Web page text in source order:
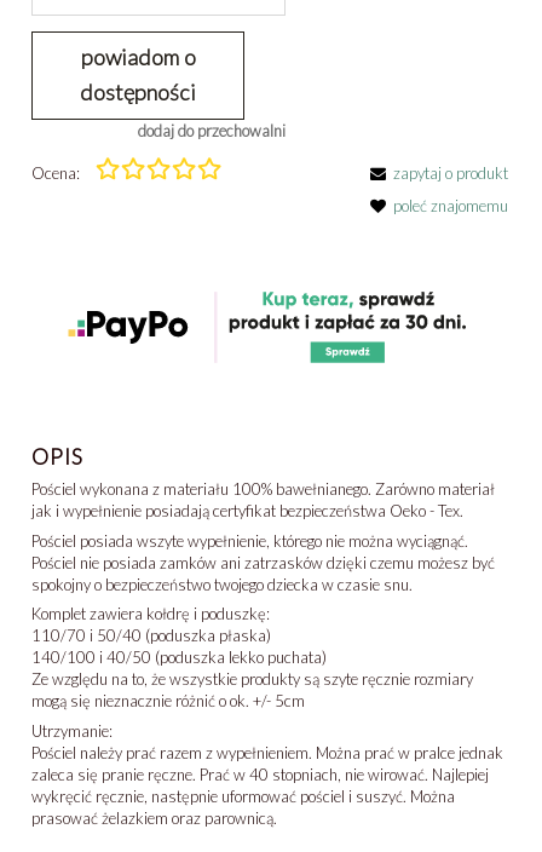
powiadom o
dostępności
dodaj do przechowalni
Ocena:
zapytaj o produkt
poleć znajomemu
OPIS
Pościel wykonana z materiału 100% bawełnianego. Zarówno materiał
jak i wypełnienie posiadają certyfikat bezpieczeństwa Oeko - Tex.
Pościel posiada wszyte wypełnienie, którego nie można wyciągnąć.
Pościel nie posiada zamków ani zatrzasków dzięki czemu możesz być
spokojny o bezpieczeństwo twojego dziecka w czasie snu.
Komplet zawiera kołdrę i poduszkę:
110/70 i 50/40 (poduszka płaska)
140/100 i 40/50 (poduszka lekko puchata)
Ze względu na to, że wszystkie produkty są szyte ręcznie rozmiary
mogą się nieznacznie różnić o ok. +/- 5cm
Utrzymanie:
Pościel należy prać razem z wypełnieniem. Można prać w pralce jednak
zaleca się pranie ręczne. Prać w 40 stopniach, nie wirować. Najlepiej
wykręcić ręcznie, następnie uformować pościel i suszyć. Można
prasować żelazkiem oraz parownicą.